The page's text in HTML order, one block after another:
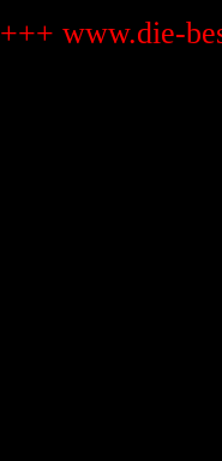
+++ www.die-